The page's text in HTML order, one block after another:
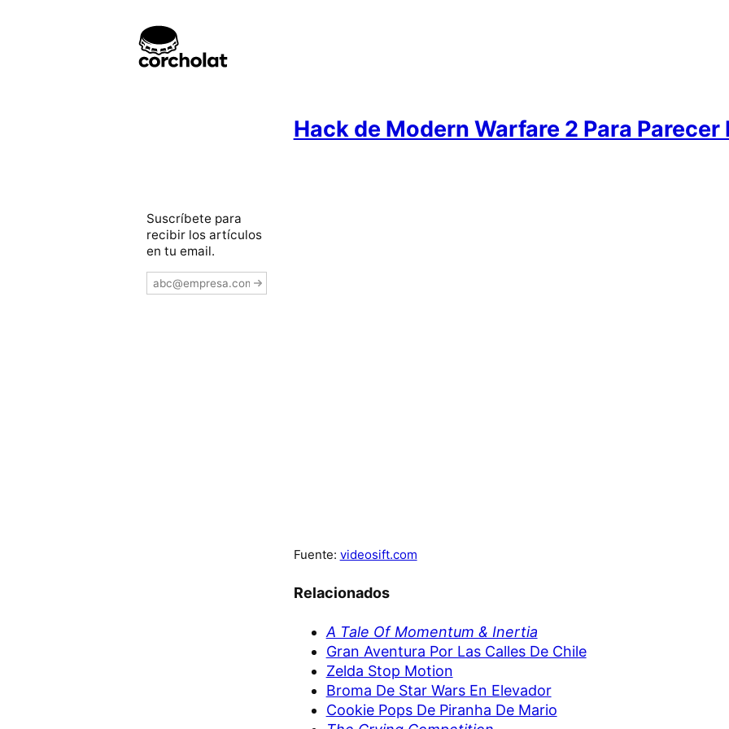
Hack de Modern Warfare 2 Para Parecer
Fuente: videosift.com
Relacionados
A Tale Of Momentum & Inertia
Gran Aventura Por Las Calles De Chile
Zelda Stop Motion
Broma De Star Wars En Elevador
Cookie Pops De Piranha De Mario
Suscríbete para
recibir los artículos
en tu email.